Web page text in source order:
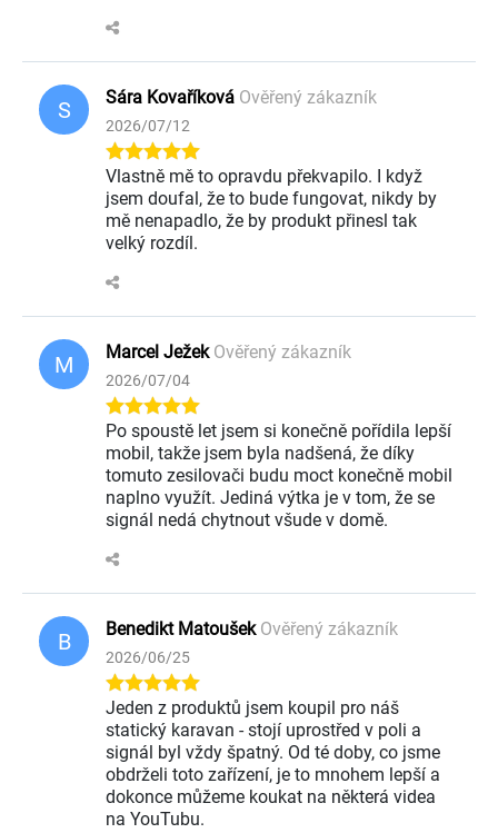
S Sára Kovaříková Ověřený zákazník
2026/07/12
Vlastně mě to opravdu překvapilo. I když
jsem doufal, že to bude fungovat, nikdy by
mě nenapadlo, že by produkt přinesl tak
velký rozdíl.
M Marcel JežekOvěřený zákazník
2026/07/04
Po spoustě let jsem si konečně pořídila lepší
mobil, takže jsem byla nadšená, že díky
tomuto zesilovači budu moct konečně mobil
naplno využít. Jediná výtka je v tom, že se
signál nedá chytnout všude v domě.
B Benedikt MatoušekOvěřený zákazník
2026/06/25
Jeden z produktů jsem koupil pro náš
statický karavan - stojí uprostřed v poli a
signál byl vždy špatný. Od té doby, co jsme
obdrželi toto zařízení, je to mnohem lepší a
dokonce můžeme koukat na některá videa
na YouTubu.